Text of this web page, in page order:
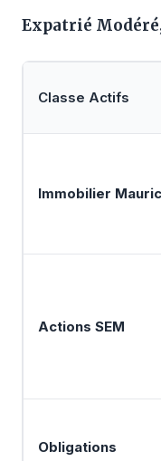
Expatrié
Classe Actifs
Immobilier
Actions SEM
Obligations